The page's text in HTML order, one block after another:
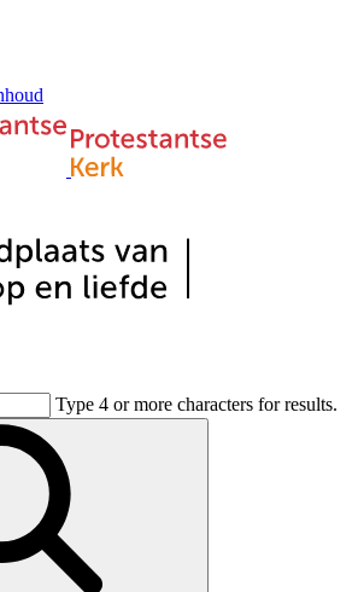
Type 4 or more characters for results.